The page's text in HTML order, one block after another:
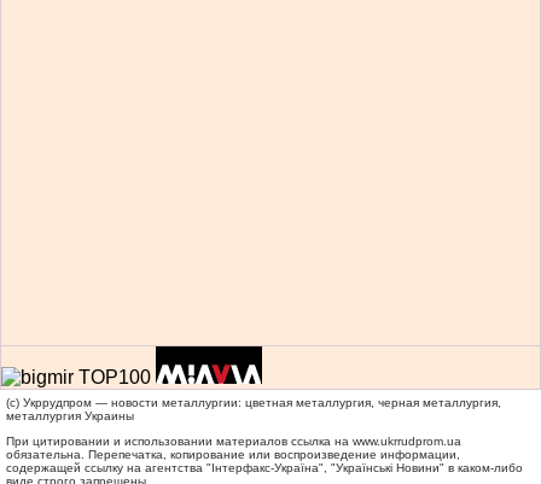
(c) Укррудпром — новости металлургии: цветная металлургия, черная металлургия,
металлургия Украины
При цитировании и использовании материалов ссылка на www.ukrrudprom.ua
обязательна. Перепечатка, копирование или воспроизведение информации,
содержащей ссылку на агентства "Iнтерфакс-Україна", "Українськi Новини" в каком-либо